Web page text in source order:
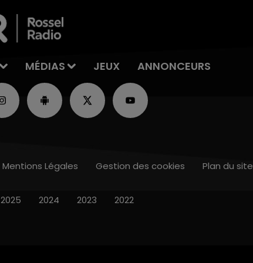
MÉDIAS JEUX ANNONCEURS
Mentions Légales Gestion des cookies Plan du site
2025 2024 2023 2022